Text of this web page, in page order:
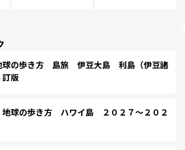
の歩き方 島旅 伊豆大島 利島（伊豆諸
版
球の歩き方 ハワイ島 ２０２７～２０２